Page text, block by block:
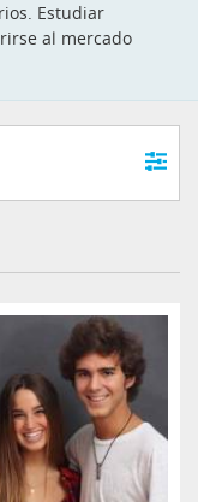
Estudiar
al mercado